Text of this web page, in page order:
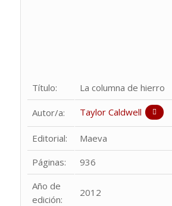
Título: La columna de hierro
Autor/a: Taylor Caldwell
Editorial:
Maeva
Páginas:
936
Año de
edición:
2012